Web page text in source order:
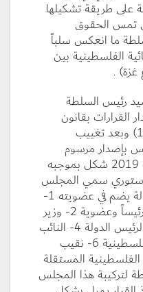
على طريقة تشكيلها
تمس الحقوق
ما انعكس سلباً
الفلسطينية بين
.
رئيس السلطة
القرارات بقانون
الواردة في المادة (43) فقرة (1) وبعد تغييب
بإصدار مرسوم
رئاسي يحمل الرقم (7) لسنة 2019 شكل بموجبه
سمي المجلس
التنسيقي الأعلى لقطاع العدالة يضم في عضويته 1-
رئيس مجلس القضاء الأعلى رئيساً وعضوية 2- وزير
العدل 3- المستشار القانوني لرئيس الدولة 4- النائب
العام 5- مدير عام الشرطة الفلسطينية 6- نقيب
الفلسطينية المستقلة
لتركيبة هذا المجلس